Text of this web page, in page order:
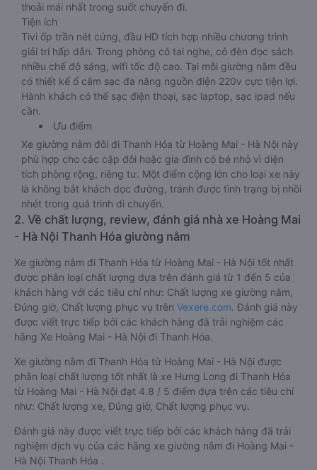
thoải mái nhất trong suốt chuyến đi.
Tiện ích
Tivi ốp trần nét cứng, đầu HD tích hợp nhiều chương trình
giải trí hấp dẫn. Trong phòng có tai nghe, có đèn đọc sách
nhiều chế độ sáng, wifi tốc độ cao. Tại mỗi giường nằm đều
có thiết kế ổ cắm sạc đa năng nguồn điện 220v cực tiện lợi.
Hành khách có thể sạc điện thoại, sạc laptop, sạc ipad nếu
cần.
Ưu điểm
Xe giường nằm đôi đi Thanh Hóa từ Hoàng Mai - Hà Nội này
phù hợp cho các cặp đôi hoặc gia đình có bé nhỏ vì diện
tích phòng rộng, riêng tư. Một điểm cộng lớn cho loại xe này
là không bắt khách dọc đường, tránh được tình trạng bị nhồi
nhét trong quá trình di chuyển.
2. Về chất lượng, review, đánh giá nhà xe Hoàng Mai
- Hà Nội Thanh Hóa giường nằm
Xe giường nằm đi Thanh Hóa từ Hoàng Mai - Hà Nội tốt nhất
được phân loại chất lượng dựa trên đánh giá từ 1 đến 5 của
khách hàng với các tiêu chí như: Chất lượng xe giường nằm,
Đúng giờ, Chất lượng phục vụ trên Vexere.com. Đánh giá này
được viết trực tiếp bởi các khách hàng đã trải nghiệm các
hãng Xe Hoàng Mai - Hà Nội đi Thanh Hóa.
Xe giường nằm đi Thanh Hóa từ Hoàng Mai - Hà Nội được
phân loại chất lượng tốt nhất là xe Hưng Long đi Thanh Hóa
từ Hoàng Mai - Hà Nội đạt 4.8 / 5 điểm dựa trên các tiêu chí
như: Chất lượng xe, Đúng giờ, Chất lượng phục vụ.
Đánh giá này được viết trực tiếp bởi các khách hàng đã trải
nghiệm dịch vụ của các hãng xe giường nằm đi Hoàng Mai -
Hà Nội Thanh Hóa .